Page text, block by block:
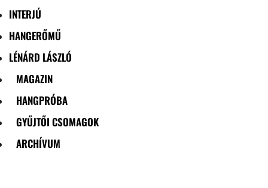
INTERJÚ
HANGERŐMŰ
LÉNÁRD LÁSZLÓ
MAGAZIN
HANGPRÓBA
GYŰJTŐI CSOMAGOK
ARCHÍVUM